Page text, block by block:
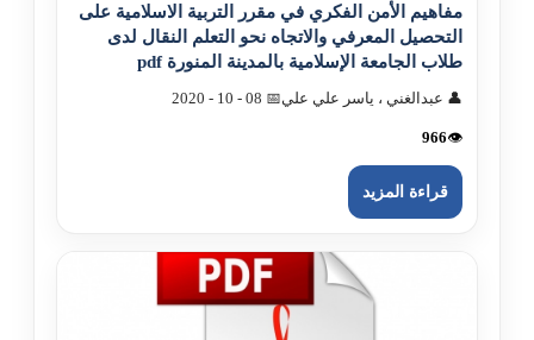
مفاهيم الأمن الفکري في مقرر التربية الاسلامية على
التحصيل المعرفي والاتجاه نحو التعلم النقال لدى
طلاب الجامعة الإسلامية بالمدينة المنورة pdf
👤 عبدالغني ، ياسر علي علي📅 08 - 10 - 2020
👁️
966
قراءة المزيد